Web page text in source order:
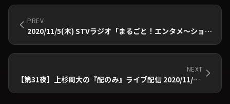
PREV
2020/11/5(木) STVラジオ「まるごと！エンタメ〜ション」出演のお知らせ
NEXT
【第31夜】上杉周大の『配のみ』ライブ配信 2020/11/13(金)20時00分～生配信